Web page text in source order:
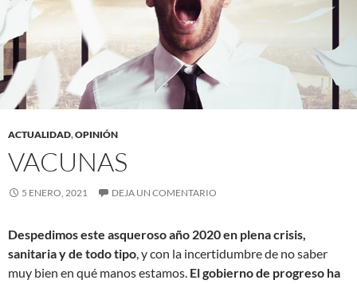
ACTUALIDAD,OPINIÓN
VACUNAS
5 ENERO, 2021 DEJA UN COMENTARIO
Despedimos este asqueroso año 2020en plena crisis,
sanitaria y de todo tipo , y con la incertidumbre de no saber
muy bien en qué manos estamos. El gobierno de progreso ha